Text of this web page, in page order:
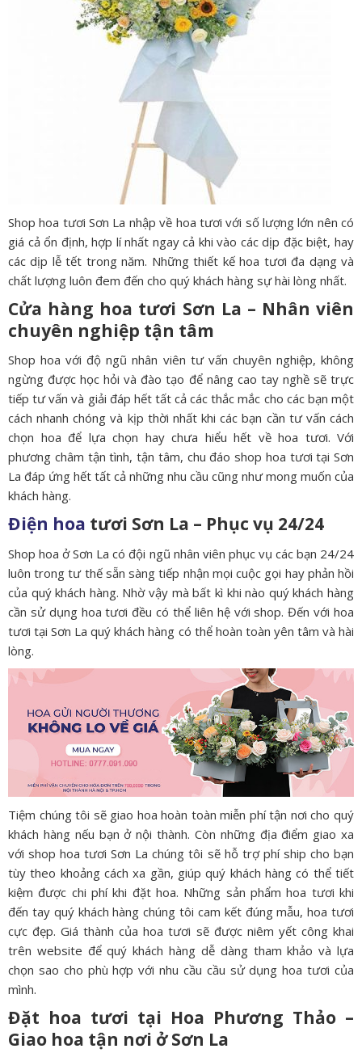
Shop hoa tươi Sơn La nhập về hoa tươi với số lượng lớn nên có
giá cả ổn định, hợp lí nhất ngay cả khi vào các dịp đặc biệt, hay
các dịp lễ tết trong năm. Những thiết kế hoa tươi đa dạng và
chất lượng luôn đem đến cho quý khách hàng sự hài lòng nhất.
Cửa hàng hoa tươi Sơn La – Nhân viên
chuyên nghiệp tận tâm
Shop hoa với độ ngũ nhân viên tư vấn chuyên nghiệp, không
ngừng được học hỏi và đào tạo để nâng cao tay nghề sẽ trực
tiếp tư vấn và giải đáp hết tất cả các thắc mắc cho các bạn một
cách nhanh chóng và kịp thời nhất khi các bạn cần tư vấn cách
chọn hoa để lựa chọn hay chưa hiểu hết về hoa tươi. Với
phương châm tận tình, tận tâm, chu đáo shop hoa tươi tại Sơn
La đáp ứng hết tất cả những nhu cầu cũng như mong muốn của
khách hàng.
Điện hoa tươi Sơn La – Phục vụ 24/24
Shop hoa ở Sơn La có đội ngũ nhân viên phục vụ các bạn 24/24
luôn trong tư thế sẵn sàng tiếp nhận mọi cuộc gọi hay phản hồi
của quý khách hàng. Nhờ vậy mà bất kì khi nào quý khách hàng
cần sử dụng hoa tươi đều có thể liên hệ với shop. Đến với hoa
tươi tại Sơn La quý khách hàng có thể hoàn toàn yên tâm và hài
lòng.
Tiệm chúng tôi sẽ giao hoa hoàn toàn miễn phí tận nơi cho quý
khách hàng nếu bạn ở nội thành. Còn những địa điểm giao xa
với shop hoa tươi Sơn La chúng tôi sẽ hỗ trợ phí ship cho bạn
tùy theo khoảng cách xa gần, giúp quý khách hàng có thể tiết
kiệm được chi phí khi đặt hoa. Những sản phẩm hoa tươi khi
đến tay quý khách hàng chúng tôi cam kết đúng mẫu, hoa tươi
cực đẹp. Giá thành của hoa tươi sẽ được niêm yết công khai
trên website để quý khách hàng dễ dàng tham khảo và lựa
chọn sao cho phù hợp với nhu cầu cầu sử dụng hoa tươi của
mình.
Đặt hoa tươi tại Hoa Phương Thảo –
Giao hoa tận nơi ởSơn La